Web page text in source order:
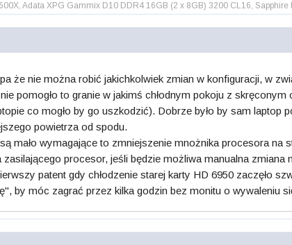
Adata XPG Gammix D10 DDR4 16GB (2 x 8GB) 3200 CL16, Sapphire
że nie można robić jakichkolwiek zmian w konfiguracji, w
pomogło to granie w jakimś chłodnym pokoju z
co mogło by go uszkodzić). Dobrze było by sam laptop
powietrza od spodu.
mało wymagające to zmniejszenie mnożnika procesora na
zasilającego procesor, jeśli będzie możliwa manualna zmiana
patent gdy chłodzenie starej karty HD 6950 zaczęło
by móc zagrać przez kilka godzin bez monitu o wywaleniu